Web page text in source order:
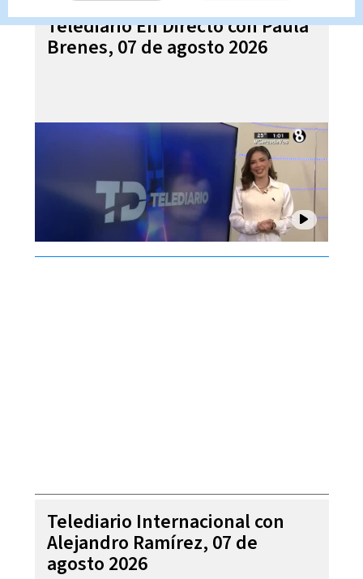
Telediario En Directo con Paula
Brenes, 07 de agosto 2026
Telediario Internacional con
Alejandro Ramírez, 07 de
agosto 2026